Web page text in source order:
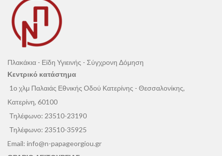
ομαλές μεταβάσεις και απόλυτη
αισθητική συνέπεια.
Altaia ενσωματώνεται άψογα σε
σύγχρονα υλικά όπως το γυαλί, το
μέταλλο και το ξύλο, καθιστώντας την
προσόψεις και εσωτερικά
περιβάλλοντα υψηλής αισθητικής.
χαρακτήρα και διαχρονική αισθητική.
Πλακάκια - Είδη Υγιεινής - Σύγχρονη Δόμηση
Κεντρικό κατάστημα
1ο χλμ Παλαιάς Εθνικής Οδού Κατερίνης - Θεσσαλονίκης,
Κατερίνη, 60100
Τηλέφωνο: 23510-23190
Τηλέφωνο: 23510-35925
Email: info@n-papageorgiou.gr